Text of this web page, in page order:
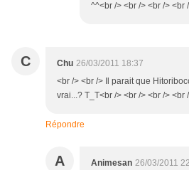
^^<br /> <br /> <br /> <br
C Chu 26/03/2011 18:37
<br /> <br /> Il parait que
vrai...? T_T<br /> <br /> <br /> <br
Répondre
A Animesan 26/03/2011